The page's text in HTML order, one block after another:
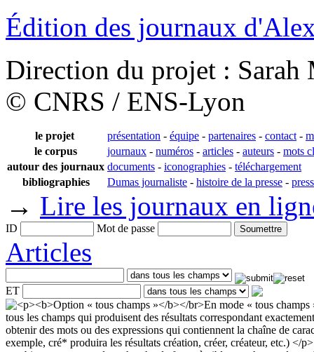
Édition des journaux
Direction du projet :
© CNRS / ENS-Lyon
le projet présentation - équipe - partenaires - contact -
le corpus
journaux - numéros - articles - auteurs - mots
autour des journaux documents - iconographies - téléchargement
bibliographies
Dumas journaliste - histoire de la presse -
→ Lire les journaux en
ID Mot de passe
Articles
ET